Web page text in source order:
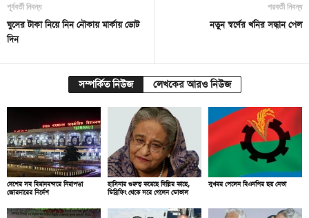
পূর্ববর্তী নিবন্ধ
ঘুসের টাকা নিয়ে নিন নৌকায় মার্কায় ভোট
দিন
পরবর্তী নিবন্ধ
নতুন স্বর্ণের খনির সন্ধান পেল
সম্পর্কিত নিউজ লেখকের আরও নিউজ
দেশের সব বিমানবন্দরে নিরাপত্তা
জোরদারের নির্দেশ
হাসিনার গুরুত্ব কমেছে দিল্লির কাছে,
ডিব্রিফিং থেকে সরে গেলেন ডোভাল
সুখবর পেলেন বিএনপির ছয় নেতা